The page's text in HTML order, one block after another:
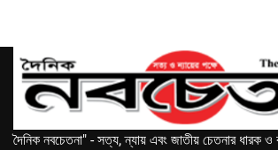
দৈনিক নবচেতনা" - সত্য, ন্যায় এবং জাতীয় চেতনার ধারক ও